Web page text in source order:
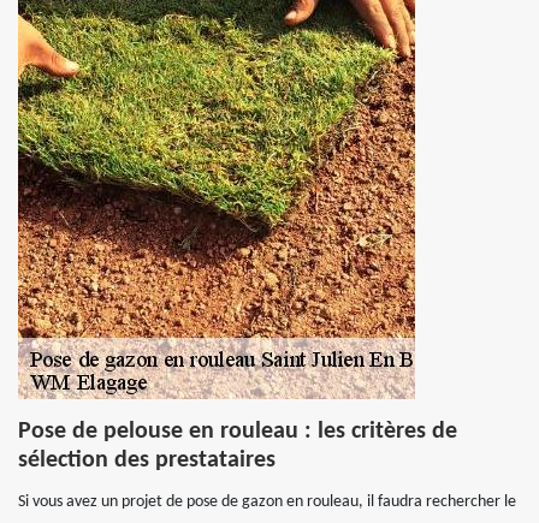
Pose de pelouse en rouleau : les critères de
sélection des prestataires
Si vous avez un projet de pose de gazon en rouleau, il faudra rechercher le